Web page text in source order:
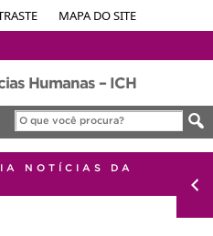
MAPA DO SITE
Humanas – ICH
NOTÍCIAS DA